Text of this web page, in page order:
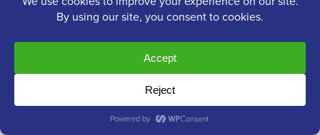
puedes cambiar el color de fondo, elegir entre
diferentes diseños de página y ocultar la marca
WPForms.